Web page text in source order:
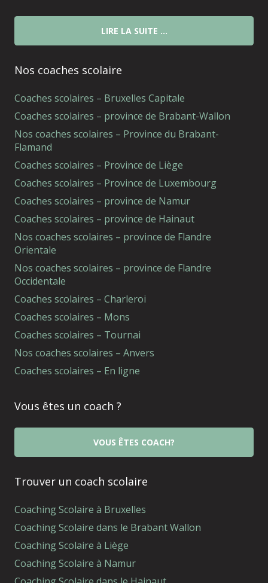
LIRE LA SUITE …
Nos coaches scolaire
Coaches scolaires – Bruxelles Capitale
Coaches scolaires – province de Brabant-Wallon
Nos coaches scolaires – Province du Brabant-
Flamand
Coaches scolaires – Province de Liège
Coaches scolaires – Province de Luxembourg
Coaches scolaires – province de Namur
Coaches scolaires – province de Hainaut
Nos coaches scolaires – province de Flandre
Orientale
Nos coaches scolaires – province de Flandre
Occidentale
Coaches scolaires – Charleroi
Coaches scolaires – Mons
Coaches scolaires – Tournai
Nos coaches scolaires – Anvers
Coaches scolaires – En ligne
Vous êtes un coach ?
VOUS ÊTES COACH?
Trouver un coach scolaire
Coaching Scolaire à Bruxelles
Coaching Scolaire dans le Brabant Wallon
Coaching Scolaire à Liège
Coaching Scolaire à Namur